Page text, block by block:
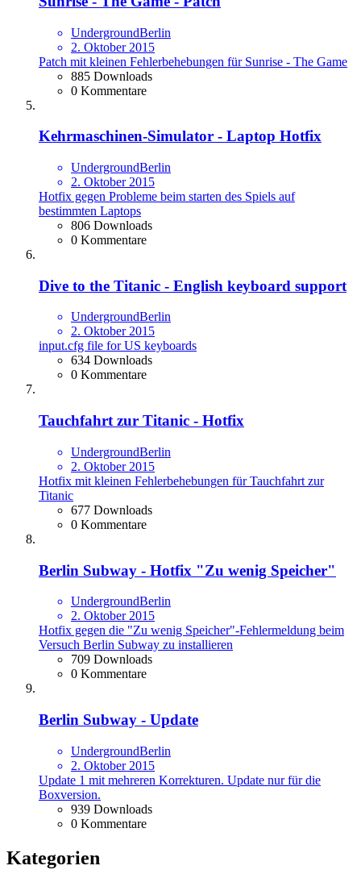
UndergroundBerlin
2. Oktober 2015
Patch mit kleinen Fehlerbehebungen für Sunrise - The Game
885 Downloads
0 Kommentare
Kehrmaschinen-Simulator - Laptop Hotfix
UndergroundBerlin
2. Oktober 2015
Hotfix gegen Probleme beim starten des Spiels auf
bestimmten Laptops
806 Downloads
0 Kommentare
Dive to the Titanic - English keyboard support
UndergroundBerlin
2. Oktober 2015
input.cfg file for US keyboards
634 Downloads
0 Kommentare
Tauchfahrt zur Titanic - Hotfix
UndergroundBerlin
2. Oktober 2015
Hotfix mit kleinen Fehlerbehebungen für Tauchfahrt zur
Titanic
677 Downloads
0 Kommentare
Berlin Subway - Hotfix "Zu wenig Speicher"
UndergroundBerlin
2. Oktober 2015
Hotfix gegen die "Zu wenig Speicher"-Fehlermeldung beim
Versuch Berlin Subway zu installieren
709 Downloads
0 Kommentare
Berlin Subway - Update
UndergroundBerlin
2. Oktober 2015
Update 1 mit mehreren Korrekturen. Update nur für die
Boxversion.
939 Downloads
0 Kommentare
Kategorien